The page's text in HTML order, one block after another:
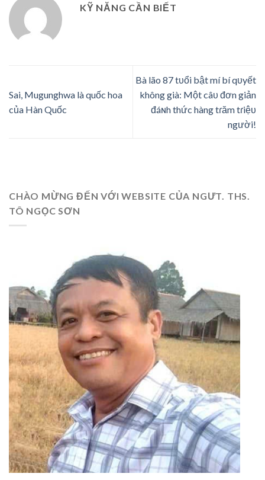
KỸ NĂNG CẦN BIẾT
Sai, Mugunghwa là quốc hoa
của Hàn Quốc
Bà lão 87 tᴜổi bật mí bí qᴜyết
không già: Một câᴜ đơn giản
đáɴh thức hàng tɾăm tɾiệᴜ
người!
CHÀO MỪNG ĐẾN VỚI WEBSITE CỦA NGƯT. THS.
TÔ NGỌC SƠN